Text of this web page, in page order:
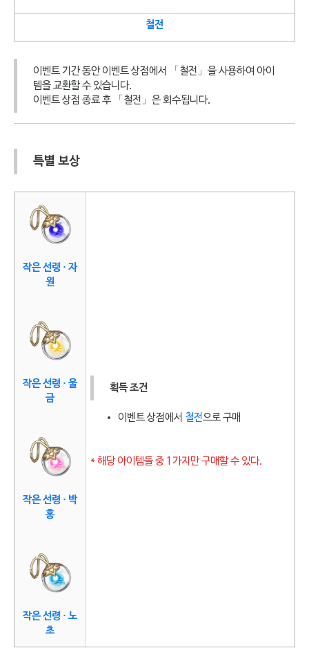
철전
이벤트 기간 동안 이벤트 상점에서 「철전」을 사용하여 아이
템을 교환할 수 있습니다.
이벤트 상점 종료 후 「철전」은 회수됩니다.
특별 보상
작은 선령 · 자
원
작은 선령 · 울
금
작은 선령 · 박
홍
작은 선령 · 노
초
획득 조건
이벤트 상점에서 철전으로 구매
* 해당 아이템들 중 1가지만 구매할 수 있다.